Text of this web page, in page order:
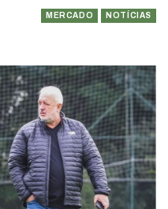
MERCADO NOTÍCIAS